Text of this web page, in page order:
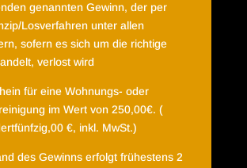
genannten Gewinn, der per
Losverfahren unter allen
sofern es sich um die richtige
verlost wird
für eine Wohnungs- oder
im Wert von 250,00€. (
€, inkl. MwSt.)
des Gewinns erfolgt frühestens 2